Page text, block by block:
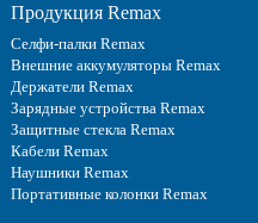
Продукция Remax
Селфи-палки Remax
Внешние аккумуляторы Remax
Держатели Remax
Зарядные устройства Remax
Защитные стекла Remax
Кабели Remax
Наушники Remax
Портативные колонки Remax